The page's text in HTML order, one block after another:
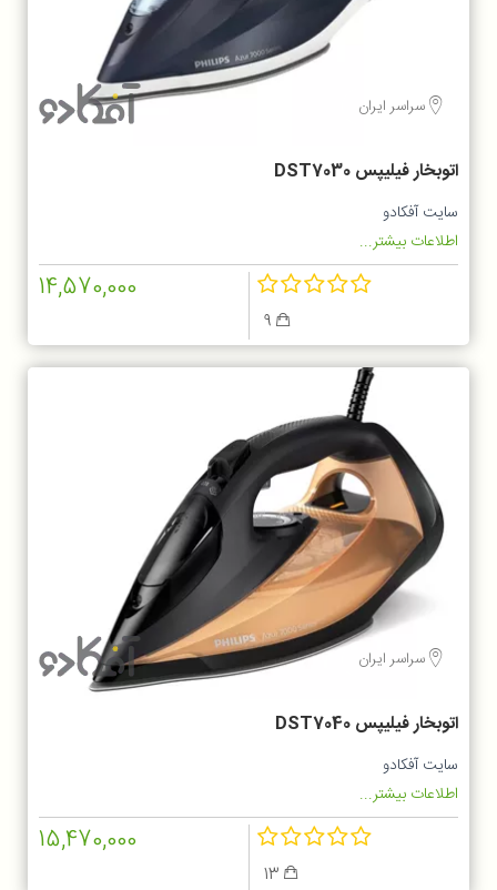
سراسر ایران
اتوبخار فیلیپس DST7030
سایت آفکادو
اطلاعات بیشتر...
9
14,570,000
سراسر ایران
اتوبخار فیلیپس DST7040
سایت آفکادو
اطلاعات بیشتر...
13
15,470,000